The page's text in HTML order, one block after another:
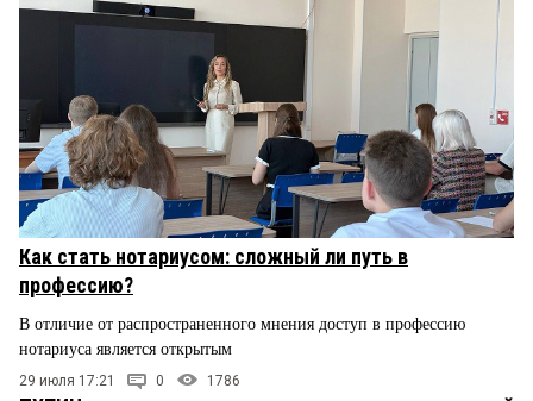
Как стать нотариусом: сложный ли путь в
профессию?
В отличие от распространенного мнения доступ в профессию
нотариуса является открытым
29 июля 17:21 0 1786